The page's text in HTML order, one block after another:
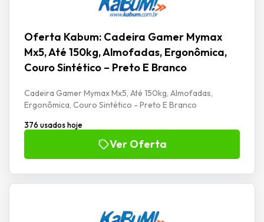
Oferta Kabum: Cadeira Gamer Mymax
Mx5, Até 150kg, Almofadas, Ergonômica,
Couro Sintético – Preto E Branco
Cadeira Gamer Mymax Mx5, Até 150kg, Almofadas,
Ergonômica, Couro Sintético - Preto E Branco
376 usados hoje
Ver Oferta